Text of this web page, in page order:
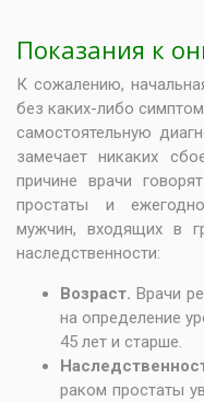
Показания к
К сожалению,
без каких-либо
самостоятельную
замечает никаких
причине врачи
простаты и
мужчин, входящих в
наследственности:
Возраст. Врачи
на определение
45 лет и старше.
раком простаты